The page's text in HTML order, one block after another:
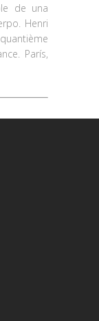
de una
Henri
París,